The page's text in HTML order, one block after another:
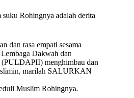
Rohingnya adalah derita
dan rasa empati sesama
Dakwah dan
menghimbau dan
marilah SALURKAN
Muslim Rohingnya.